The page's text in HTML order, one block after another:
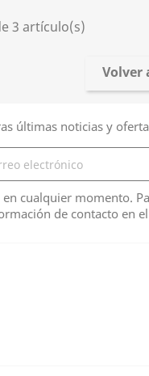
3 artículo(s)
Volver
últimas noticias y
en cualquier momento.
de contacto en